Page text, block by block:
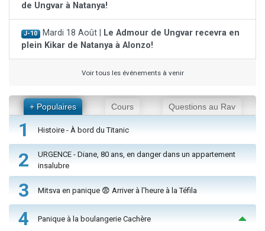
de Ungvar à Natanya!
J-10 Mardi 18 Août |
Le Admour de Ungvar recevra en
plein Kikar de Natanya à Alonzo!
Voir tous les événements à venir
+ Populaires Cours Questions au Rav
1 Histoire - À bord du Titanic
2
URGENCE - Diane, 80 ans, en danger dans un appartement
insalubre
3 Mitsva en panique 😨 Arriver à l'heure à la Téfila
4 Panique à la boulangerie Cachère